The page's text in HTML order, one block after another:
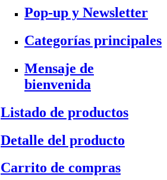
Pop-up y Newsletter
Categorías principales
Mensaje de
bienvenida
Listado de productos
Detalle del producto
Carrito de compras